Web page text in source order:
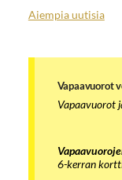
Aiempia uutisia
Vapaavuorot
Vapaavuorot
6-kerran